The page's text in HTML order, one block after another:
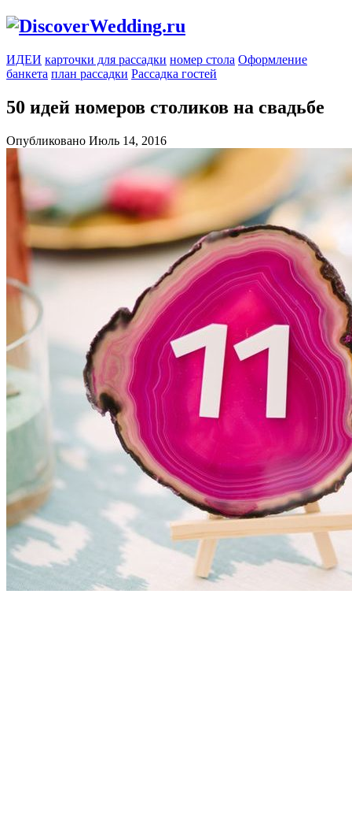
ИДЕИ карточки для рассадки номер стола Оформление
банкета план рассадки Рассадка гостей
50 идей номеров столиков на свадьбе
Опубликовано Июль 14, 2016